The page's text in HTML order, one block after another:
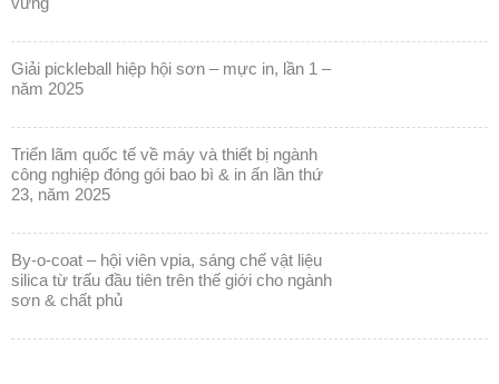
giải pickleball hiệp hội sơn – mực in, lần 1 –
năm 2025
triển lãm quốc tế về máy và thiết bị ngành
công nghiệp đóng gói bao bì & in ấn lần thứ
23, năm 2025
by-o-coat – hội viên vpia, sáng chế vật liệu
silica từ trấu đầu tiên trên thế giới cho ngành
sơn & chất phủ